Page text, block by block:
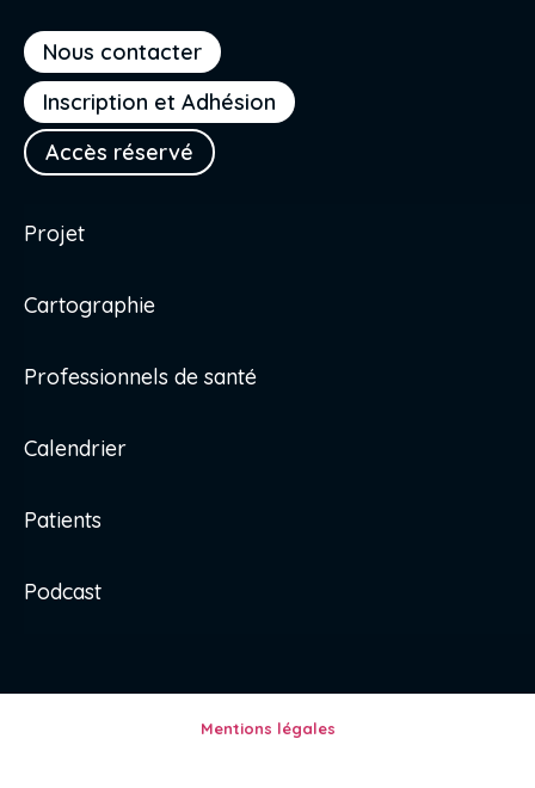
Projet
Cartographie
Professionnels de santé
Calendrier
Patients
Podcast
Nous contacter
Inscription et Adhésion
Accès réservé
Mentions légales